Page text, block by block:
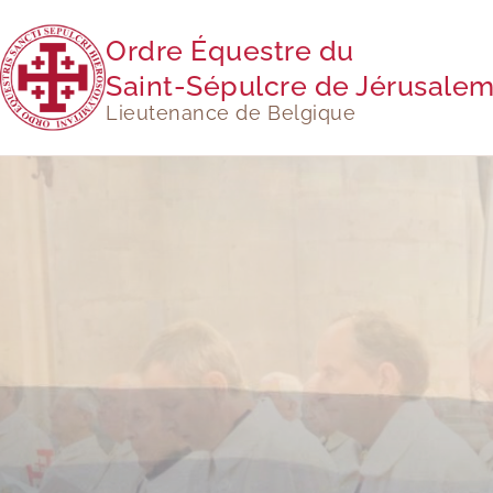
Ordre Équestre du
Saint-Sépulcre de
Lieutenance de Belgique